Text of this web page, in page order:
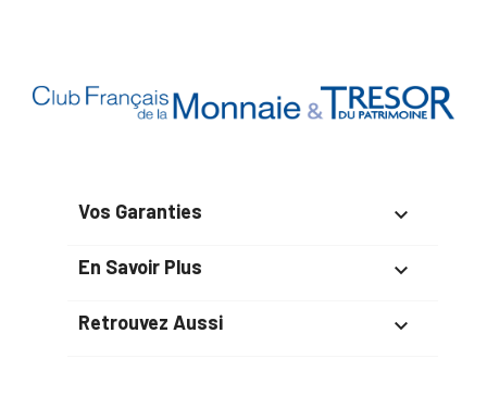
Vos Garanties 
En Savoir Plus 
Retrouvez Aussi 